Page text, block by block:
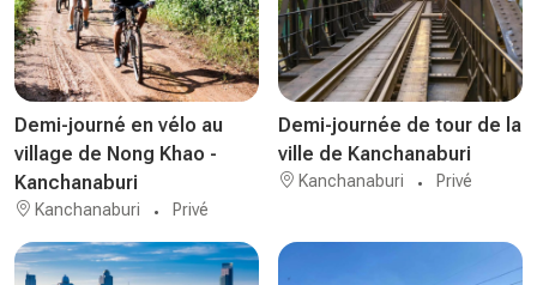
Demi-journé en vélo au
village de Nong Khao -
Kanchanaburi
Kanchanaburi Privé
Demi-journée de tour de la
ville de Kanchanaburi
Kanchanaburi Privé